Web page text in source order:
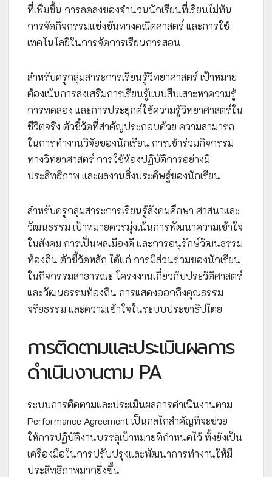
ที่เพิ่มขึ้น การลดลงของจำนวนนักเรียนที่เรียนไม่ทัน
การจัดกิจกรรมแข่งขันทางคณิตศาสตร์ และการใช้
เทคโนโลยีในการจัดการเรียนการสอน
สำหรับครูกลุ่มสาระการเรียนรู้วิทยาศาสตร์ เป้าหมาย
ต้องเน้นการส่งเสริมการเรียนรู้แบบสืบเสาะหาความรู้
การทดลอง และการประยุกต์ใช้ความรู้วิทยาศาสตร์ใน
ชีวิตจริง ตัวชี้วัดที่สำคัญประกอบด้วย ความสามารถ
ในการทำงานวิจัยของนักเรียน การเข้าร่วมกิจกรรม
ทางวิทยาศาสตร์ การใช้ห้องปฏิบัติการอย่างมี
ประสิทธิภาพ และผลงานสิ่งประดิษฐ์ของนักเรียน
สำหรับครูกลุ่มสาระการเรียนรู้สังคมศึกษา ศาสนาและ
วัฒนธรรม เป้าหมายควรมุ่งเน้นการพัฒนาความเข้าใจ
ในสังคม การเป็นพลเมืองดี และการอนุรักษ์วัฒนธรรม
ท้องถิน ตัวชี้วัดหลัก ได้แก่ การมีส่วนร่วมของนักเรียน
ในกิจกรรมสาธารณะ โครงงานเกี่ยวกับประวัติศาสตร์
และวัฒนธรรมท้องถิน การแสดงออกถึงคุณธรรม
จริยธรรม และความเข้าใจในระบบประชาธิปไตย
การติดตามและประเมินผลการ
ดำเนินงานตาม PA
ระบบการติดตามและประเมินผลการดำเนินงานตาม
Performance Agreement เป็นกลไกสำคัญที่จะช่วย
ให้การปฏิบัติงานบรรลุเป้าหมายที่กำหนดไว้ ทั้งยังเป็น
เครื่องมือในการปรับปรุงและพัฒนาการทำงานให้มี
ประสิทธิภาพมากยิ่งขึ้น